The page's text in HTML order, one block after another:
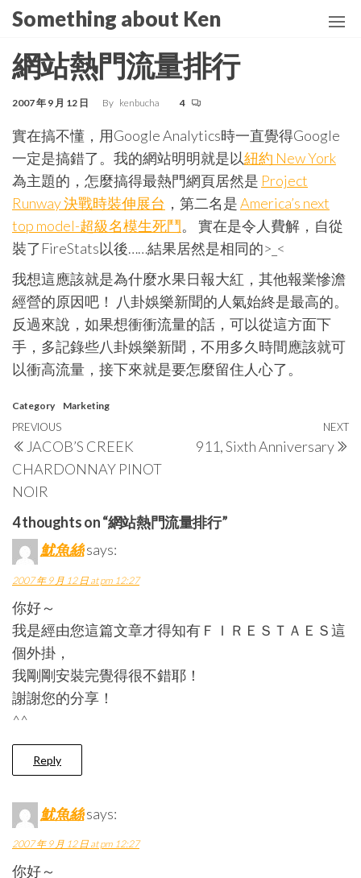
Skip
the
content
Something about Ken
網站熱門流量排行
2007 年 9 月 12 日 By kenbucha 4
實在搞不懂，用Google Analytics時一直覺得Google
一定是搞錯了。我的網站明明就是以紐約 New York
為主題的，怎麼搞得最熱門網頁居然是 Project
Runway 決戰時裝伸展台 ，第二名是America’s next
top model-超級名模生死鬥。 實在是令人費解，自從
裝了FireStats以後……結果居然是相同的>_<
我想這應該就是為什麼水果日報大紅，其他報業慘澹
經營的原因吧！ 八卦娛樂新聞的人氣始終是最高的。
反過來說，如果想衝衝流量的話，可以從這方面下
手，多記錄些八卦娛樂新聞，不用多久時間應該就可
以衝高流量，接下來就是要怎麼留住人心了。
Category Marketing
Post
navigation
Previous
Post
PREVIOUS
JACOB’S CREEK
CHARDONNAY PINOT
NOIR
NEXT
911, Sixth Anniversary
4 thoughts on “網站熱門流量排行”
魷魚絲says:
2007 年 9 月 12 日 at pm 12:27
你好～
我是經由您這篇文章才得知有ＦＩＲＥＳＴＡＥＳ這
個外掛，
我剛剛安裝完覺得很不錯耶！
謝謝您的分享！
^^
Reply
魷魚絲says:
2007 年 9 月 12 日 at pm 12:27
你好～